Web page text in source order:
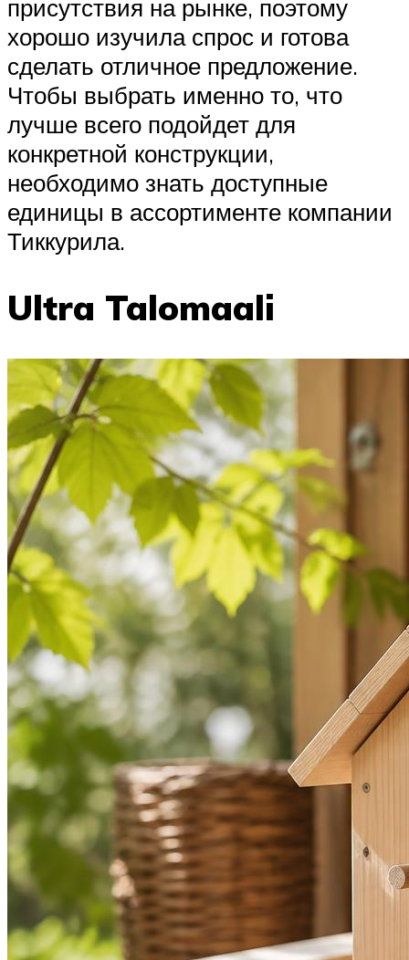
присутствия на рынке, поэтому
хорошо изучила спрос и готова
сделать отличное предложение.
Чтобы выбрать именно то, что
лучше всего подойдет для
конкретной конструкции,
необходимо знать доступные
единицы в ассортименте компании
Тиккурила.
Ultra Talomaali